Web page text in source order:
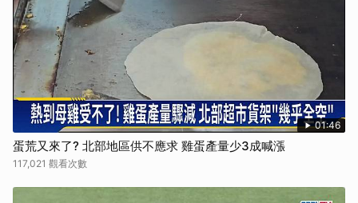
01:46
蛋荒又來了? 北部地區供不應求 雞蛋產量少3成喊漲
117,021 觀看次數